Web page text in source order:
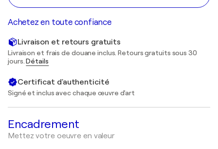
Achetez en toute confiance
Livraison et retours gratuits
Livraison et frais de douane inclus. Retours gratuits sous 30
jours.Détails
Certificat d'authenticité
Signé et inclus avec chaque œuvre d'art
Encadrement
Mettez votre oeuvre en valeur